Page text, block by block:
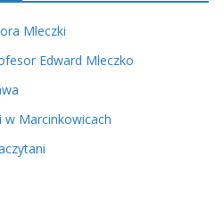
Mleczki
Edward Mleczko
w Marcinkowicach